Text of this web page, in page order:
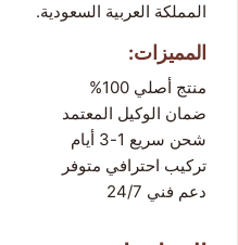
المملكة العربية السعودية.
المميزات:
منتج أصلي 100%
ضمان الوكيل المعتمد
شحن سريع 1-3 أيام
تركيب احترافي متوفر
دعم فني 24/7